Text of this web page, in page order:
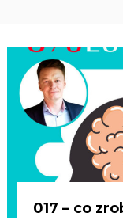
017 – co